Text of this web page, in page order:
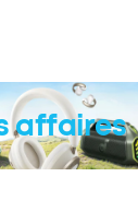
affaires